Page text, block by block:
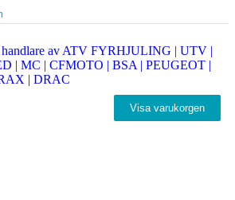
Visa varukorgen